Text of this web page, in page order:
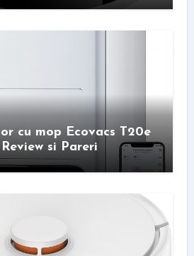
cu mop Ecovacs T20e
si Pareri